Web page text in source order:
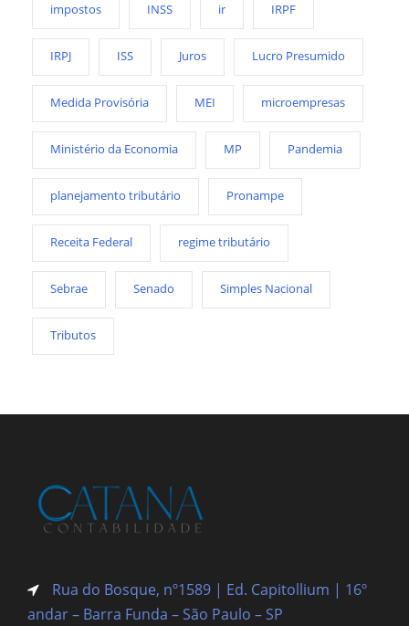
impostos INSS ir IRPF
IRPJ ISS Juros Lucro Presumido
Medida Provisória MEI microempresas
Ministério da Economia MP Pandemia
planejamento tributário Pronampe
Receita Federal regime tributário
Sebrae Senado Simples Nacional
Tributos
Rua do Bosque, nº1589 | Ed. Capitollium | 16º
andar – Barra Funda – São Paulo – SP